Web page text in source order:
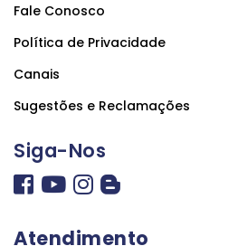
Fale Conosco
Política de Privacidade
Canais
Sugestões e Reclamações
Siga-Nos
Atendimento